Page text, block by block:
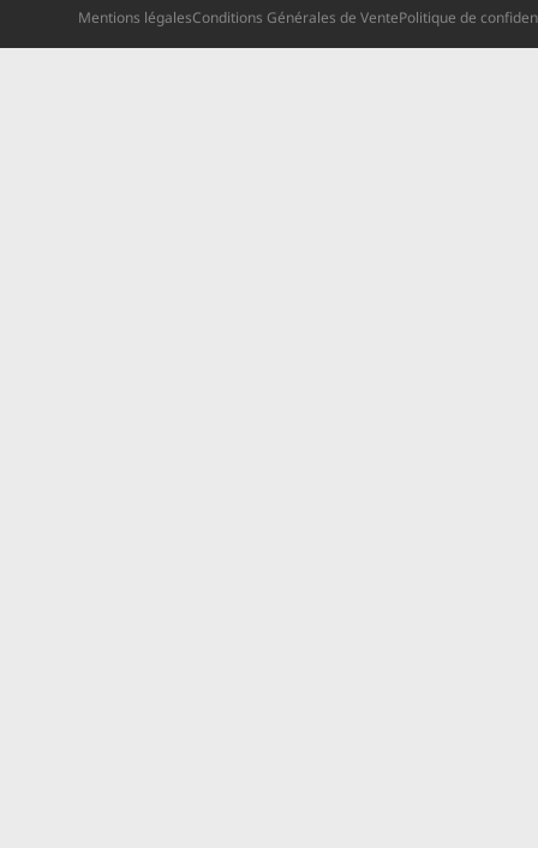
Mentions légalesConditions Générales de VentePolitique de